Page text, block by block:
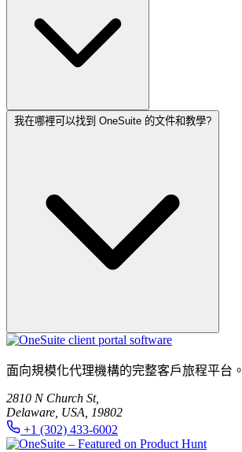
我在哪裡可以找到 OneSuite 的文件和教學?
學和入門資源。
面向規模化代理機構的完整客戶旅程平台。
2810 N Church St,
Delaware, USA, 19802
+1 (302) 433-6002